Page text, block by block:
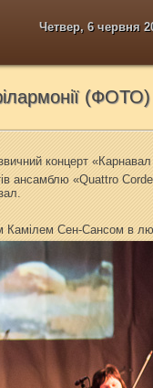
Четвер, 6 червня
(ФОТО)
концерт
ансамблю «Quattro
Сен-Сансом в